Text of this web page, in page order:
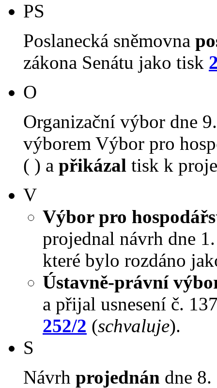
PS
Poslanecká sněmovna
zákona Senátu jako tisk
O
Organizační výbor dne
výborem Výbor pro
( ) a přikázal tisk k
V
Výbor pro
projednal návrh dne
které bylo rozdáno
Ústavně-právní
a přijal usnesení č.
252/2 (schvaluje).
S
Návrh projednán dne